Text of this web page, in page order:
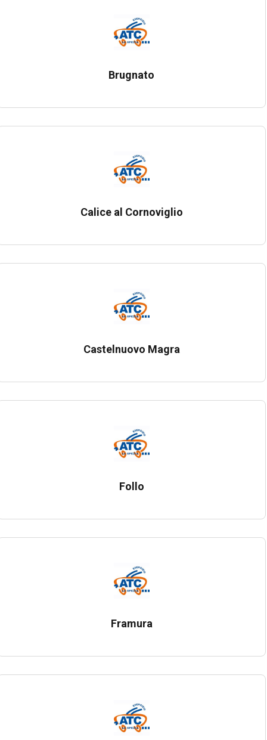
Brugnato
Calice al Cornoviglio
Castelnuovo Magra
Follo
Framura